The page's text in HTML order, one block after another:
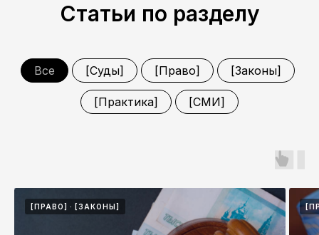
Статьи по разделу
Все [Суды] [Право] [Законы]
[Практика] [СМИ]
[ПРАВО] [ЗАКОНЫ]
Для бизнеса
Для граждан
Новости и практики